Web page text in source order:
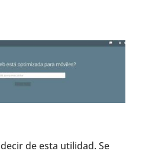
de esta utilidad. Se